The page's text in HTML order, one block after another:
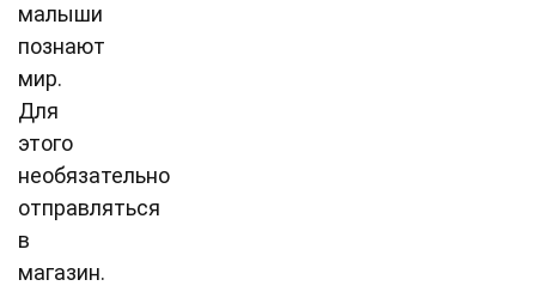
малыши
познают
мир.
Для
этого
необязательно
отправляться
в
магазин.